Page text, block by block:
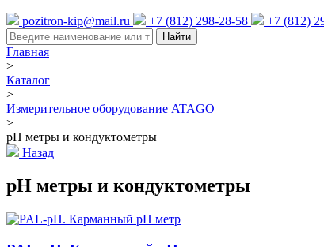
pozitron-kip@mail.ru +7 (812) 298-28-58 +7 (812)
Найти
Главная
>
Каталог
>
Измерительное оборудование ATAGO
>
pH метры и кондуктометры
Назад
pH метры и кондуктометры